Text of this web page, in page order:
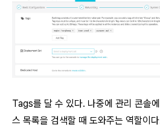
Tags를 달 수 있다. 나중에 관리 콘솔
스 목록을 검색할 때 도와주는 역할이